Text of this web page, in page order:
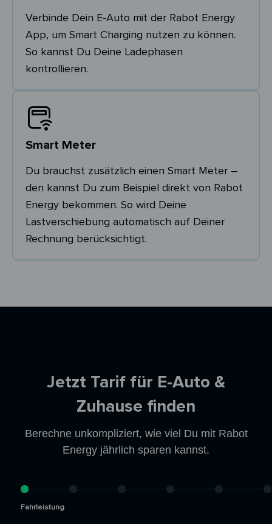
Verbinde Dein E-Auto mit der Rabot Energy
App, um Smart Charging nutzen zu können.
So kannst Du Deine Ladephasen
kontrollieren.
Smart Meter
Du brauchst zusätzlich einen Smart Meter –
den kannst Du zum Beispiel direkt von Rabot
Energy bekommen. So wird Deine
Lastverschiebung automatisch auf Deiner
Rechnung berücksichtigt.
Jetzt Tarif für E-Auto &
Zuhause finden
Berechne unkompliziert, wie viel Du mit Rabot
Energy jährlich sparen kannst.
Fahrleistung